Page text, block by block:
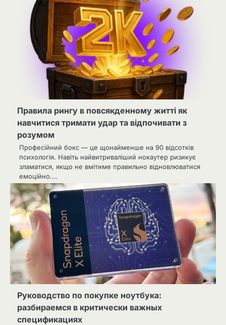
Правила рингу в повсякденному житті як
навчитися тримати удар та відпочивати з
розумом
Професійний бокс — це щонайменше на 90 відсотків
психологія. Навіть найвитриваліший нокаутер ризикує
зламатися, якщо не вмітиме правильно відновлюватися
емоційно.…
Руководство по покупке ноутбука:
разбираемся в критически важных
спецификациях